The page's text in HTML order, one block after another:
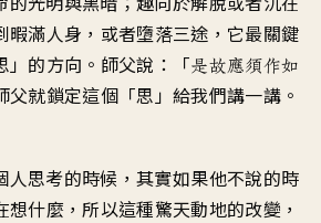
暇滿人身 ， 或者墮落三途 ， 它最關鍵
」的方向 。 師父說 ：「是故應須作如
父就鎖定這個「思 」給我們講一講 。
人思考的時候 ，其實如果他不說的時
想什麼 ， 所以這種驚天動地的改變 ，